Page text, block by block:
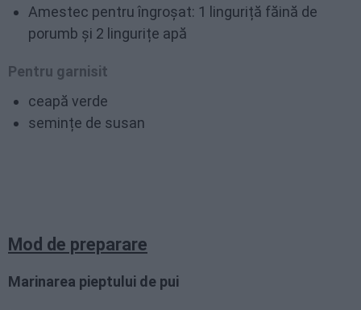
Amestec pentru îngroșat: 1 linguriță făină de
porumb și 2 lingurițe apă
Pentru garnisit
ceapă verde
semințe de susan
Mod de preparare
Marinarea pieptului de pui